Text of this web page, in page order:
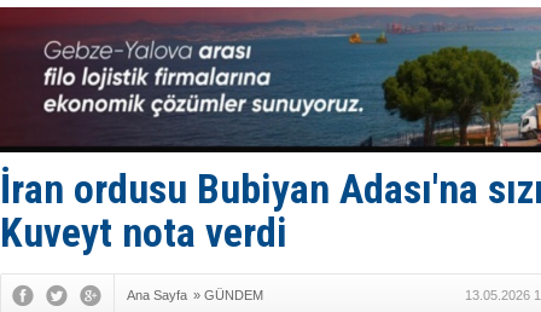
Türkiye-
Türk
Deniz
DÖDER,
Fairline,
Baltık
Runit
Türk
İran ordusu Bubiyan Adası'na
Kuveyt nota verdi
Ana Sayfa » GÜNDEM 13.05.2026